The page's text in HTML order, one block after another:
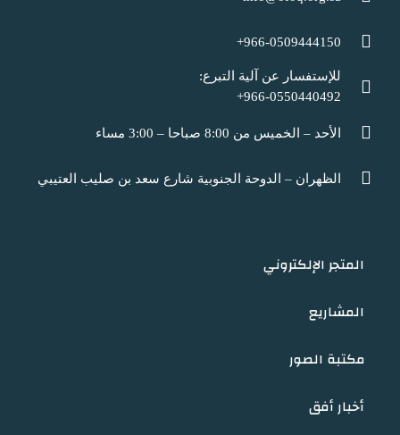
966-0509444150+
للإستفسار عن آلية التبرع:
966-0550440492+
الأحد – الخميس من 8:00 صباحا – 3:00 مساء
الظهران – الدوحة الجنوبية شارع سعد بن صليب العتيبي
المتجر الإلكتروني
المشاريع
مكتبة الصور
أخبار أفق